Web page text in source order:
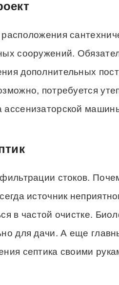
сооружений.
дополнительных
потребуется
ассенизаторской
стоков.
источник
в частой очистке.
для дачи. А еще
септика своими